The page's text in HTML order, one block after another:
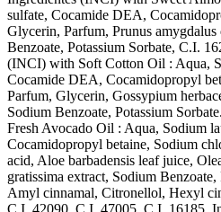
sulfate, Cocamide DEA,
Glycerin, Parfum, Prunus
Benzoate, Potassium Sorbate, C.I.
(INCI) with Soft Cotton Oil : Aqua,
Cocamide DEA, Cocamidopropyl
Parfum, Glycerin, Gossypium
Sodium Benzoate, Potassium
Fresh Avocado Oil : Aqua, Sodium
Cocamidopropyl betaine, Sodium
acid, Aloe barbadensis leaf juice,
gratissima extract, Sodium
Amyl cinnamal, Citronellol, Hexyl
C.I. 42090, C.I. 47005, C.I. 16185.